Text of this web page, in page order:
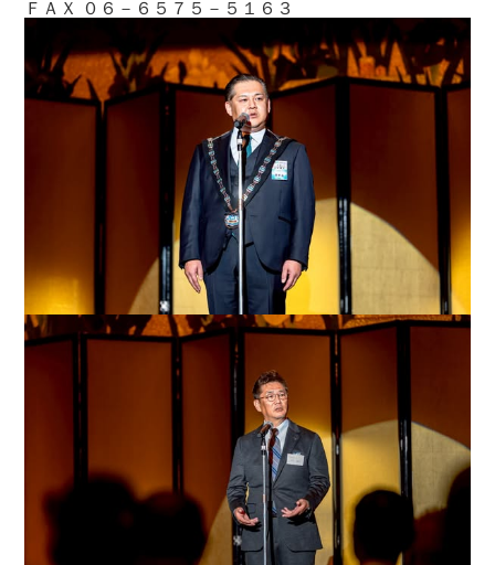
ＦＡＸ ０６－６５７５－５１６３